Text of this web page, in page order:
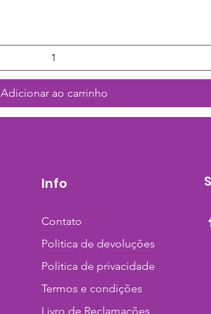
Adicionar ao carrinho
Info
Contato
Politica de devoluções
Politica de privacidade
Termos e condições
Livro de Reclamações